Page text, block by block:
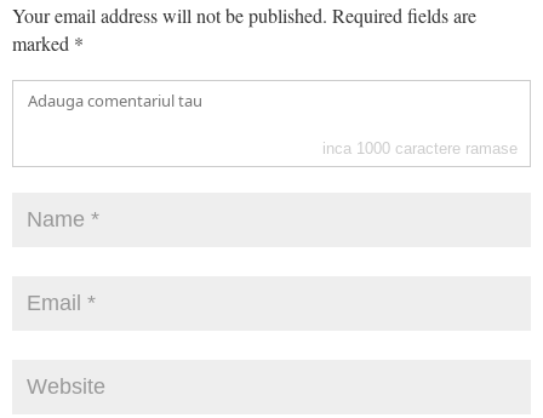
Your email address will not be published. Required fields are
marked *
inca 1000 caractere ramase